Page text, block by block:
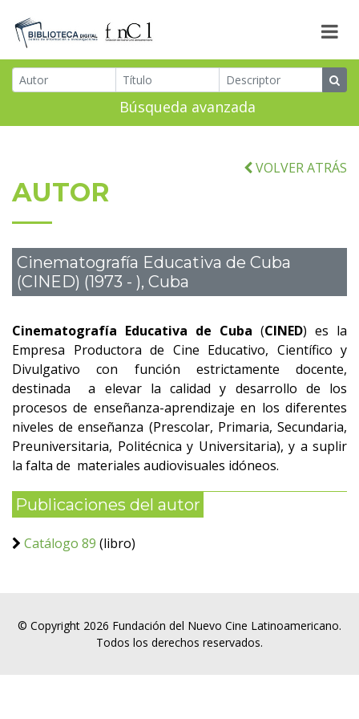
Búsqueda avanzada
VOLVER ATRÁS
AUTOR
Cinematografía Educativa de Cuba
(CINED) (1973 - ), Cuba
Cinematografía Educativa de Cuba (CINED) es la
Empresa Productora de Cine Educativo, Científico y
Divulgativo con función estrictamente docente,
destinada a elevar la calidad y desarrollo de los
procesos de enseñanza-aprendizaje en los diferentes
niveles de enseñanza (Prescolar, Primaria, Secundaria,
Preuniversitaria, Politécnica y Universitaria), y a suplir
la falta de materiales audiovisuales idóneos.
Publicaciones del autor
Catálogo 89 (libro)
© Copyright 2026 Fundación del Nuevo Cine Latinoamericano.
Todos los derechos reservados.